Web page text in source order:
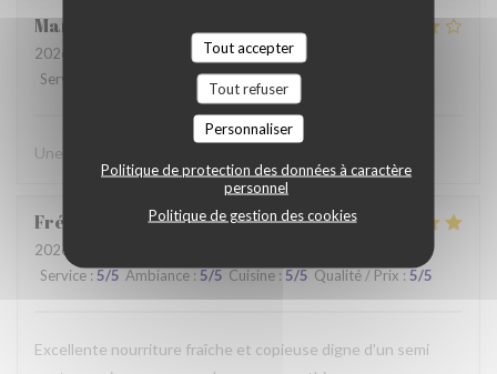
Tout accepter
Tout refuser
Personnaliser
Politique de protection des données à caractère
personnel
Politique de gestion des cookies
Martine
2026-07-14
- 20:00 - Couverts 6
Service
4/5 Cuisine:4/5
Une chouette découverte!
Frédérique G
2026-07-15
Service : 5/5 Ambiance : 5/5 Cuisine : 5/5 Qualité / Prix : 5/5
Excellente nourriture fraîche et copieuse digne d'un semi